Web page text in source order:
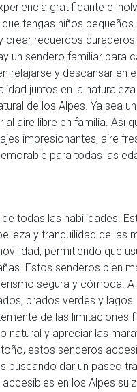
gratificante e
tengas niños pequeños
crear recuerdos duraderos
un sendero familiar para
relajarse y descansar en
juntos en la
de los Alpes. Ya sea
aire libre en familia. Así
impresionantes, aire
para todas las
todas las habilidades.
y tranquilidad de las
permitiendo que
Estos senderos bien
segura y cómoda.
prados verdes y lagos
de las limitaciones
natural y apreciar las
estos senderos
buscando dar un paseo
en los Alpes